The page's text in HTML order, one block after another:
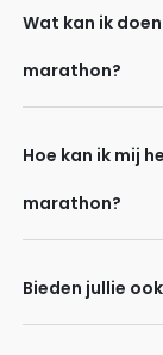
Wat kan ik
marathon?
Hoe kan ik mij
marathon?
Bieden jullie